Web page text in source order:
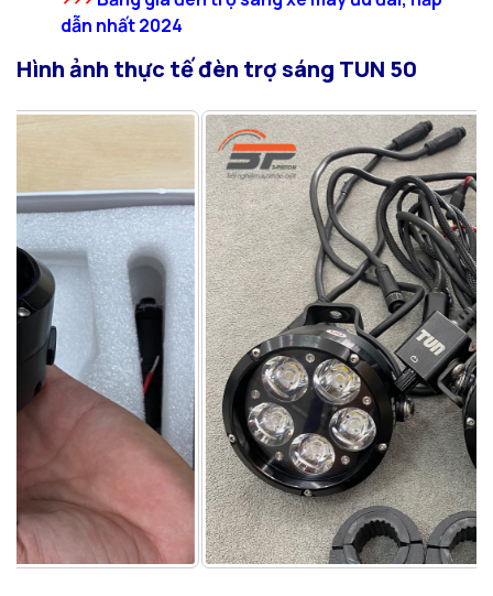
dẫn nhất 2024
Hình ảnh thực tế đèn trợ sáng TUN 50